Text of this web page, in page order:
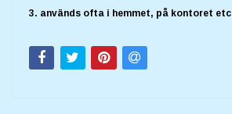
3. används ofta i hemmet, på kontoret etc